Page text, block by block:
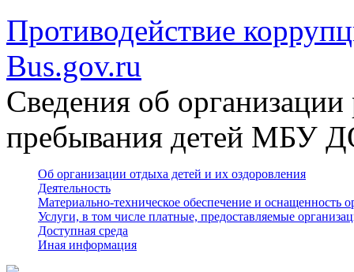
Противодействие
Bus.gov.ru
Сведения об
пребывания детей
Об организации отдыха детей и их оздоровления
Деятельность
Материально-техническое обеспечение и оснащенность
Услуги, в том числе платные, предоставляемые
Доступная среда
Иная информация